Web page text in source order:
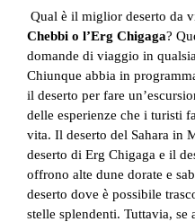
Qual è il miglior deserto da
Chebbi o l’Erg Chigaga?
domande di viaggio in
Chiunque abbia in
il deserto per fare
delle esperienze che i turisti
vita. Il deserto del Sahara in
deserto di Erg Chigaga e il
offrono alte dune dorate e
deserto dove è possibile
stelle splendenti. Tuttavia,